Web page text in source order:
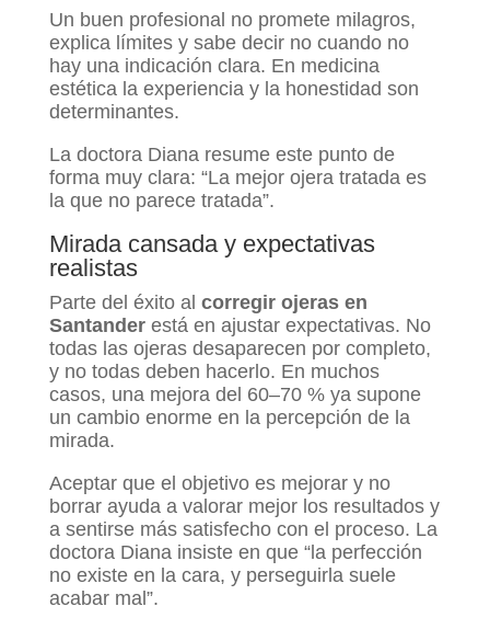
Un buen profesional no promete milagros,
explica límites y sabe decir no cuando no
hay una indicación clara. En medicina
estética la experiencia y la honestidad son
determinantes.
La doctora Diana resume este punto de
forma muy clara: “La mejor ojera tratada es
la que no parece tratada”.
Mirada cansada y expectativas
realistas
Parte del éxito al corregir ojeras en
Santanderestá en ajustar expectativas. No
todas las ojeras desaparecen por completo,
y no todas deben hacerlo. En muchos
casos, una mejora del 60–70 % ya supone
un cambio enorme en la percepción de la
mirada.
Aceptar que el objetivo es mejorar y no
borrar ayuda a valorar mejor los resultados y
a sentirse más satisfecho con el proceso. La
doctora Diana insiste en que “la perfección
no existe en la cara, y perseguirla suele
acabar mal”.